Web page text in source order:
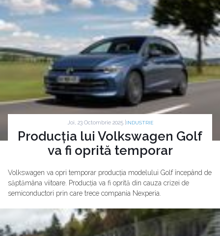
Joi, 23 Octombrie 2025 | INDUSTRIE
Producția lui Volkswagen Golf
va fi oprită temporar
Volkswagen va opri temporar producția modelului Golf începând de
săptămâna viitoare. Producția va fi oprită din cauza crizei de
semiconductori prin care trece compania Nexperia.